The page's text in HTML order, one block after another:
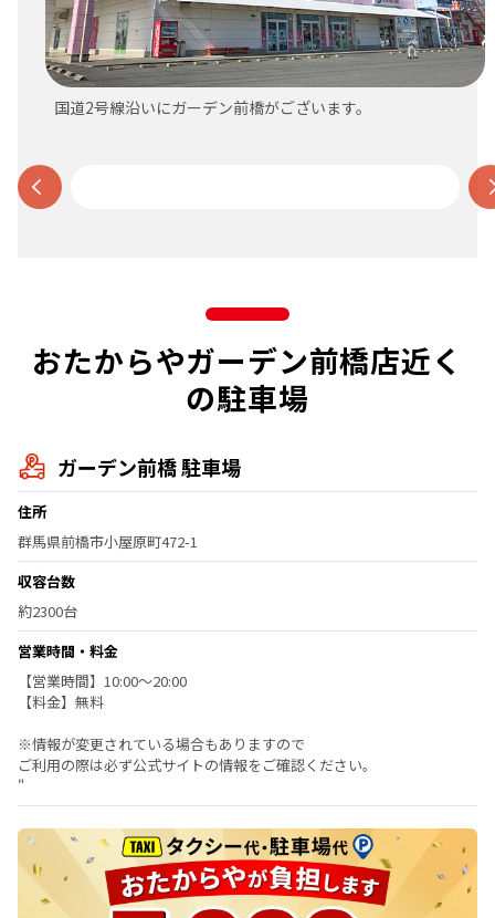
国道2号線沿いにガーデン前橋がございます。
おたからやガーデン前橋店近く
の駐車場
ガーデン前橋 駐車場
住所
群馬県前橋市小屋原町472-1
収容台数
約2300台
営業時間・料金
【営業時間】10:00～20:00
【料金】無料
※情報が変更されている場合もありますので
ご利用の際は必ず公式サイトの情報をご確認ください。
"